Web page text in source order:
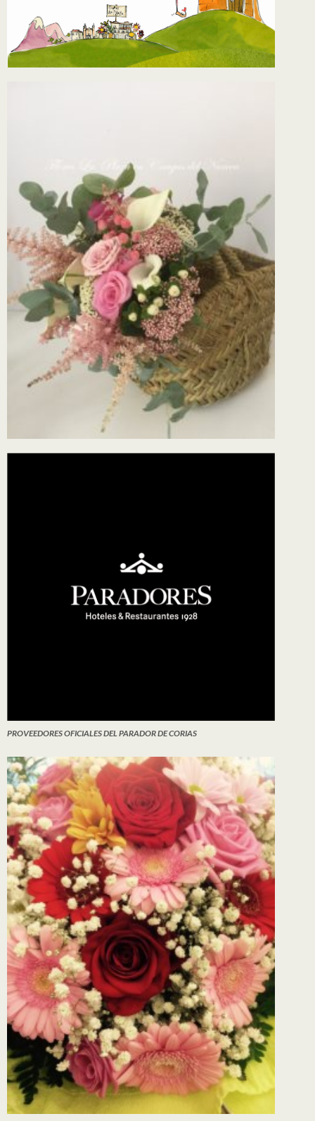
PROVEEDORES OFICIALES DEL PARADOR DE CORIAS